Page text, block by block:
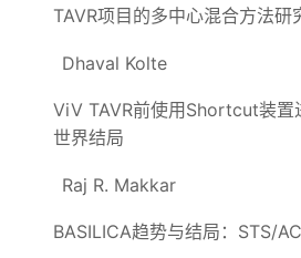
TAVR项目的多中心混合方法研
Dhaval Kolte
ViV TAVR前使用Shortcut装置
世界结局
Raj R. Makkar
BASILICA趋势与结局：STS/